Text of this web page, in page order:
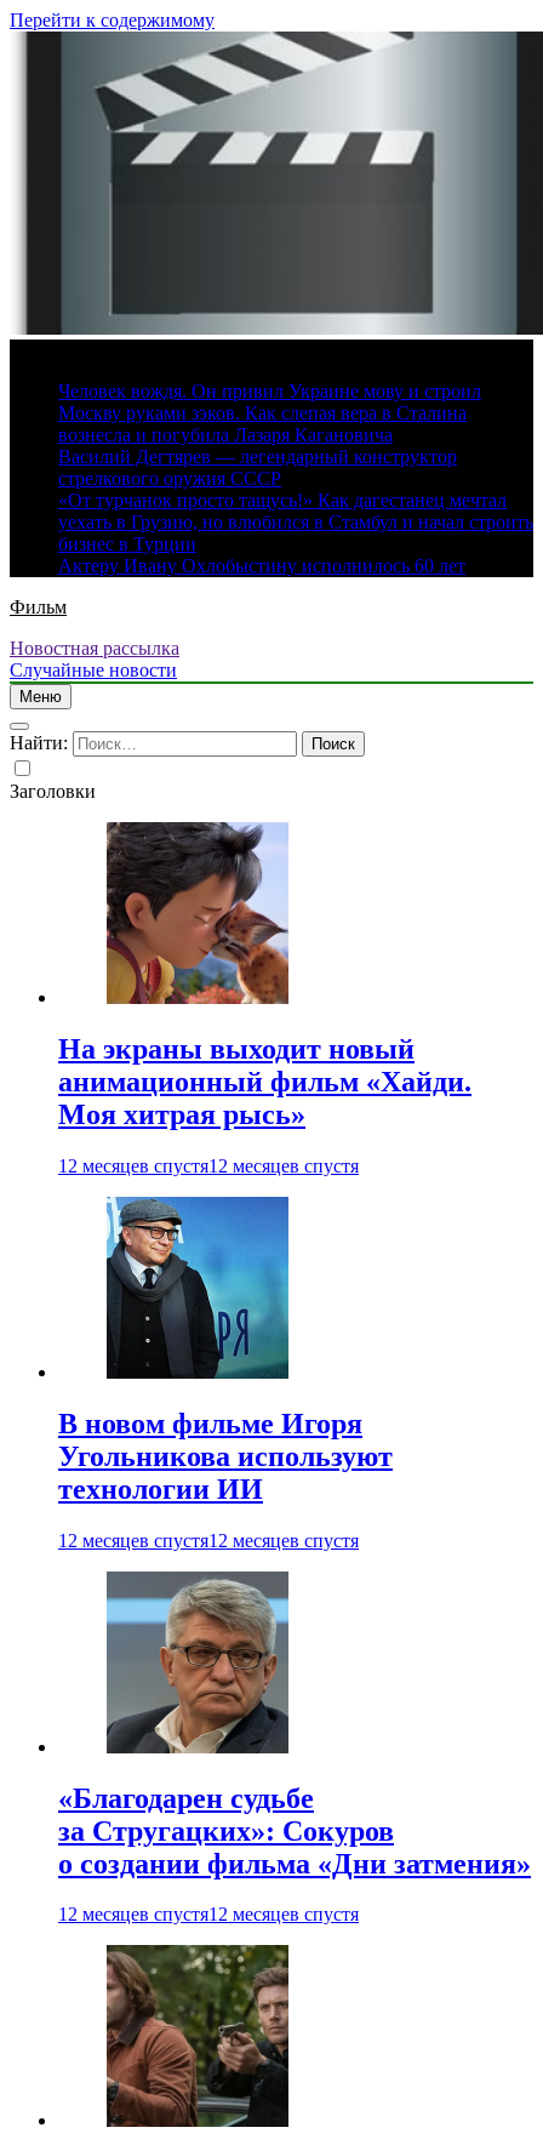
Перейти к содержимому
Человек вождя. Он привил Украине мову и строил
Москву руками зэков. Как слепая вера в Сталина
вознесла и погубила Лазаря Кагановича
Василий Дегтярев — легендарный конструктор
стрелкового оружия СССР
«От турчанок просто тащусь!» Как дагестанец мечтал
уехать в Грузию, но влюбился в Стамбул и начал строить
бизнес в Турции
Актеру Ивану Охлобыстину исполнилось 60 лет
Фильм
Новостная рассылка
Случайные новости
Меню
Найти:
Заголовки
На экраны выходит новый
анимационный фильм «Хайди.
Моя хитрая рысь»
12 месяцев спустя12 месяцев спустя
В новом фильме Игоря
Угольникова используют
технологии ИИ
12 месяцев спустя12 месяцев спустя
«Благодарен судьбе
за Стругацких»: Сокуров
о создании фильма «Дни затмения»
12 месяцев спустя12 месяцев спустя